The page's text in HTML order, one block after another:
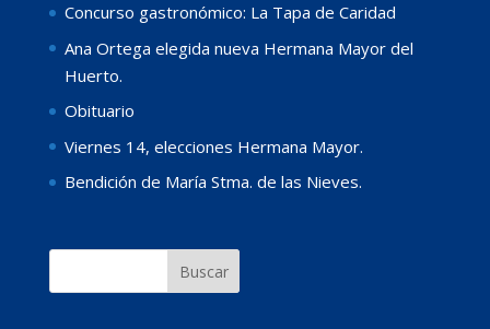
Concurso gastronómico: La Tapa de Caridad
Ana Ortega elegida nueva Hermana Mayor del
Huerto.
Obituario
Viernes 14, elecciones Hermana Mayor.
Bendición de María Stma. de las Nieves.